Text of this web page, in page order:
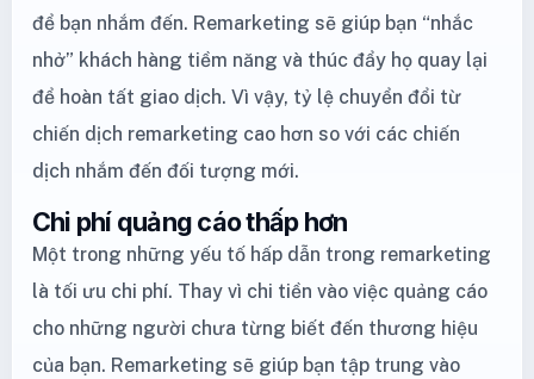
để bạn nhắm đến. Remarketing sẽ giúp bạn “nhắc
nhở” khách hàng tiềm năng và thúc đẩy họ quay lại
để hoàn tất giao dịch. Vì vậy, tỷ lệ chuyển đổi từ
chiến dịch remarketing cao hơn so với các chiến
dịch nhắm đến đối tượng mới.
Chi phí quảng cáo thấp hơn
Một trong những yếu tố hấp dẫn trong remarketing
là tối ưu chi phí. Thay vì chi tiền vào việc quảng cáo
cho những người chưa từng biết đến thương hiệu
của bạn. Remarketing sẽ giúp bạn tập trung vào